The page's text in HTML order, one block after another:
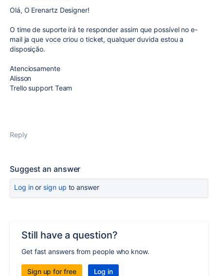
Olá, O Erenartz Designer!
O time de suporte irá te responder assim que possível no e-
mail ja que voce criou o ticket, qualquer duvida estou a
disposição.
Atenciosamente
Alisson
Trello support Team
Reply
Suggest an answer
Log inor sign up to answer
Still have a question?
Get fast answers from people who know.
Sign up for free Log in